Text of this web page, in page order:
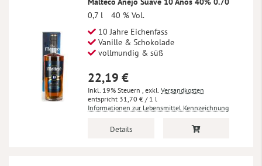
0,7 l
40 % Vol.
10 Jahre Eichenfass
Vanille & Schokolade
vollmundig & süß
22,19 €
Inkl. 19% Steuern , exkl. Versandkosten
31,70 € / 1 l
Informationen zur Lebensmittel Kennzeichnung
Details